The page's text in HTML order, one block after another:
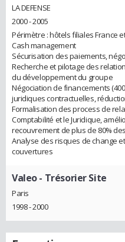
LA DEFENSE
2000 - 2005
Périmètre : hôtels filiales France
Cash management
Sécurisation des paiements,
Recherche et pilotage des
du développement du groupe
Négociation de financements
juridiques contractuelles,
Formalisation des process de
Comptabilité et le Juridique,
recouvrement de plus de 80%
Analyse des risques de change
couvertures
Valeo- Trésorier Site
Paris
1998 - 2000